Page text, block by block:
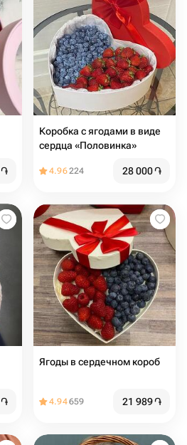
֏
Коробка с ягодами в виде
сердца «Половинка»
4.96224 28 000֏
֏
Ягоды в сердечном короб
4.94659 21 989֏